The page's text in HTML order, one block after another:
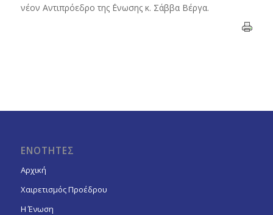
νέον Αντιπρόεδρο της ΄Ενωσης κ. Σάββα Βέργα.
ΕΝΟΤΗΤΕΣ
Αρχική
Χαιρετισμός Προέδρου
Η Ένωση